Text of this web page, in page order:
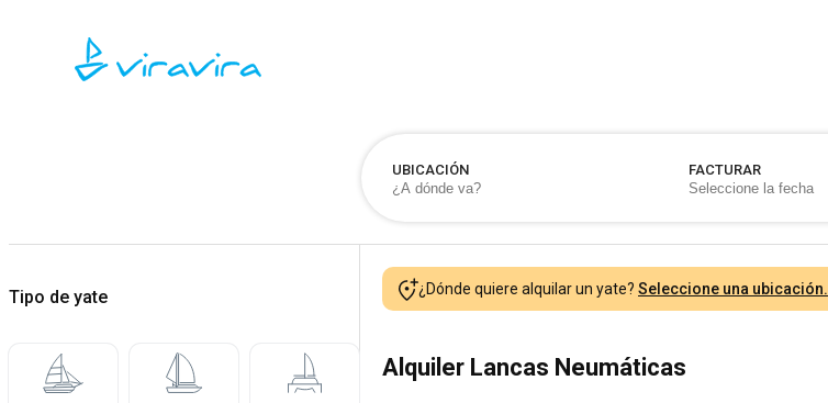
UBICACIÓN FACTURAR
Tipo de yate ¿Dónde quiere alquilar un yate? Seleccione una ubicación.
Alquiler Lancas Neumáticas